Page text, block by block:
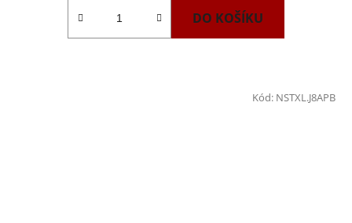
DO KOŠÍKU
Kód: NSTXL.J8APB